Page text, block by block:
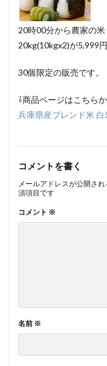
20時00分から農家の
20kg(10kgx2)が5,999
30個限定の販売です。
⇩商品ページはこちら
兵庫県産ブレンド米
コメントを書く
メールアドレスが公開され
須項目です
コメント ※
名前 ※